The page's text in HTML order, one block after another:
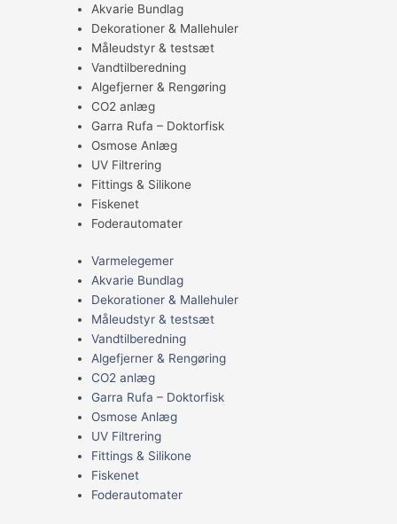
Akvarie Bundlag
Dekorationer & Mallehuler
Måleudstyr & testsæt
Vandtilberedning
Algefjerner & Rengøring
CO2 anlæg
Garra Rufa – Doktorfisk
Osmose Anlæg
UV Filtrering
Fittings & Silikone
Fiskenet
Foderautomater
Varmelegemer
Akvarie Bundlag
Dekorationer & Mallehuler
Måleudstyr & testsæt
Vandtilberedning
Algefjerner & Rengøring
CO2 anlæg
Garra Rufa – Doktorfisk
Osmose Anlæg
UV Filtrering
Fittings & Silikone
Fiskenet
Foderautomater